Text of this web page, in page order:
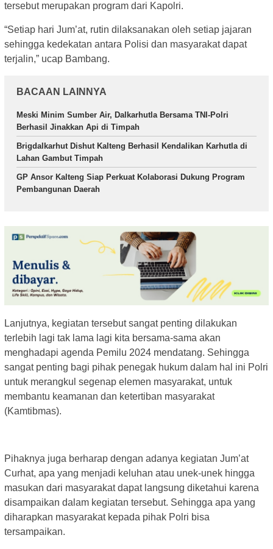
tersebut merupakan program dari Kapolri.
“Setiap hari Jum’at, rutin dilaksanakan oleh setiap jajaran
sehingga kedekatan antara Polisi dan masyarakat dapat
terjalin,” ucap Bambang.
BACAAN LAINNYA
Meski Minim Sumber Air, Dalkarhutla Bersama TNI-Polri
Berhasil Jinakkan Api di Timpah
Brigdalkarhut Dishut Kalteng Berhasil Kendalikan Karhutla di
Lahan Gambut Timpah
GP Ansor Kalteng Siap Perkuat Kolaborasi Dukung Program
Pembangunan Daerah
Lanjutnya, kegiatan tersebut sangat penting dilakukan
terlebih lagi tak lama lagi kita bersama-sama akan
menghadapi agenda Pemilu 2024 mendatang. Sehingga
sangat penting bagi pihak penegak hukum dalam hal ini Polri
untuk merangkul segenap elemen masyarakat, untuk
membantu keamanan dan ketertiban masyarakat
(Kamtibmas).
Pihaknya juga berharap dengan adanya kegiatan Jum’at
Curhat, apa yang menjadi keluhan atau unek-unek hingga
masukan dari masyarakat dapat langsung diketahui karena
disampaikan dalam kegiatan tersebut. Sehingga apa yang
diharapkan masyarakat kepada pihak Polri bisa
tersampaikan.